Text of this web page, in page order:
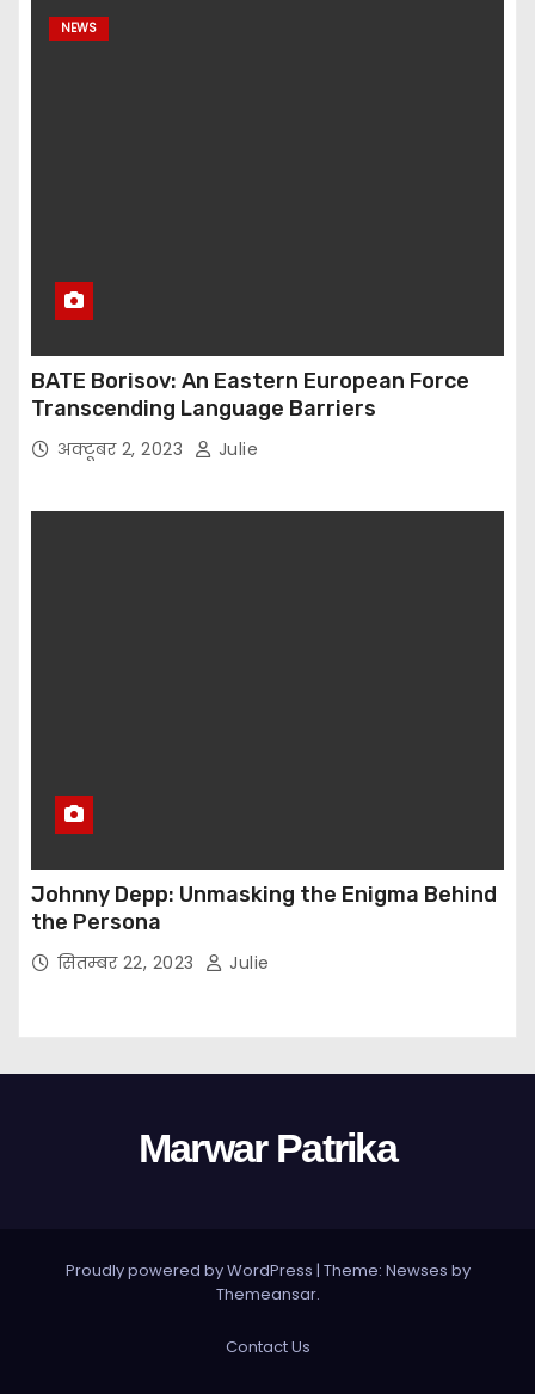
NEWS
BATE Borisov: An Eastern European Force
Transcending Language Barriers
अक्टूबर 2, 2023 Julie
Johnny Depp: Unmasking the Enigma Behind
the Persona
सितम्बर 22, 2023 Julie
Marwar Patrika
Proudly powered by WordPress | Theme: Newses by
Themeansar.
Contact Us